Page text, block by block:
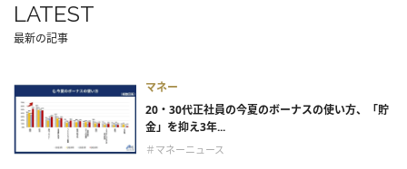
LATEST
最新の記事
マネー
20・30代正社員の今夏のボーナスの使い方、「貯
金」を抑え3年...
＃マネーニュース